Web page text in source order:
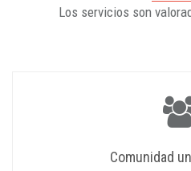
Los servicios son
Comunidad